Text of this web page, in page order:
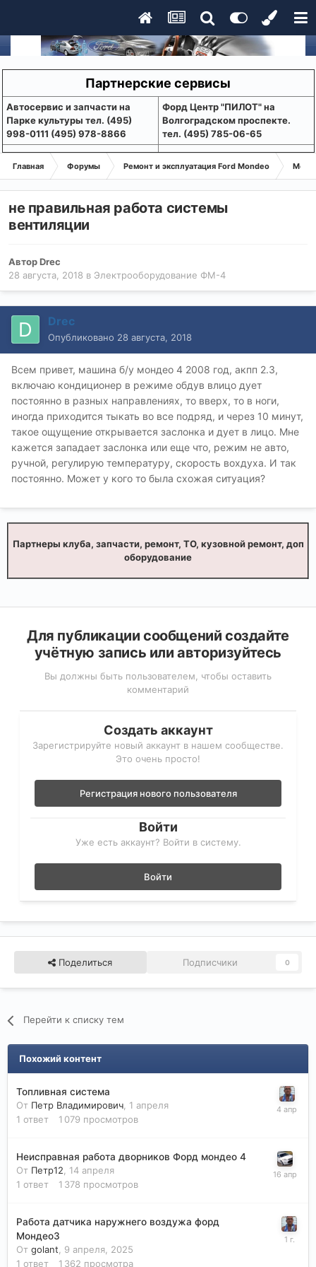
Партнерские сервисы
Aвтосервис и запчасти на
Парке культуры тел. (495)
998-0111 (495) 978-8866
Форд Центр "ПИЛОТ" на
Волгоградском проспекте.
тел. (495) 785-06-65
Главная Форумы Ремонт и эксплуатация Ford Mondeo
не правильная работа системы
вентиляции
АвторDrec
28 августа, 2018 в Электрооборудование ФМ-4
Drec
Опубликовано 28 августа, 2018
Всем привет, машина б/у мондео 4 2008 год, акпп 2.3,
включаю кондиционер в режиме обдув влицо дует
постоянно в разных направлениях, то вверх, то в ноги,
иногда приходится тыкать во все подряд, и через 10 минут,
такое ощущение открывается заслонка и дует в лицо. Мне
кажется западает заслонка или еще что, режим не авто,
ручной, регулирую температуру, скорость вохдуха. И так
постоянно. Может у кого то была схожая ситуация?
Партнеры клуба, запчасти, ремонт, ТО, кузовной ремонт, доп
оборудование
Для публикации сообщений создайте
учётную запись или авторизуйтесь
Вы должны быть пользователем, чтобы оставить
комментарий
Создать аккаунт
Зарегистрируйте новый аккаунт в нашем сообществе.
Это очень просто!
Регистрация нового пользователя
Войти
Уже есть аккаунт? Войти в систему.
Войти
Поделиться Подписчики 0
Перейти к списку тем
Похожий контент
Топливная система
От Петр Владимирович, 1 апреля
1 ответ 1 079 просмотров
Неисправная работа дворников Форд мондео 4
От Петр12, 14 апреля
1 ответ 1 378 просмотров
Работа датчика наружнего воздужа форд
Мондео3
От golant, 9 апреля, 2025
1 ответ 1 362 просмотра